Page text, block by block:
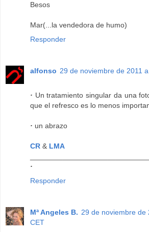
Besos
Mar(...la vendedora de humo)
Responder
alfonso 29 de noviembre de 2011
· Un tratamiento singular da una
que el refresco es lo menos
· un abrazo
CR & LMA
·
Responder
Mª Angeles B. 29 de noviembre de
CET